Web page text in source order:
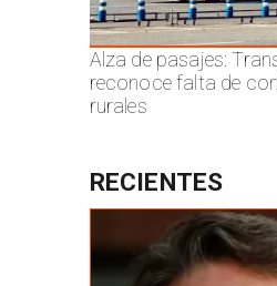
Alza de pasajes:
reconoce falta de
rurales
RECIENTES